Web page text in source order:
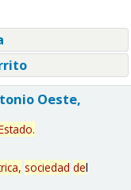
Oeste,
.
sociedad del